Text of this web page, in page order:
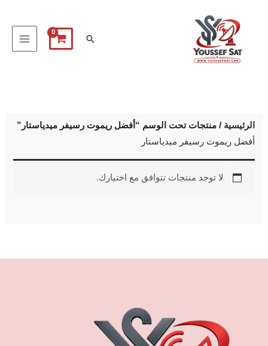
البحث
الرئيسية / منتجات تحت الوسم “أفضل ريموت رسيفر ميدياستار”
أفضل ريموت رسيفر ميدياستار
لا توجد منتجات تتوافق مع اختيارك.